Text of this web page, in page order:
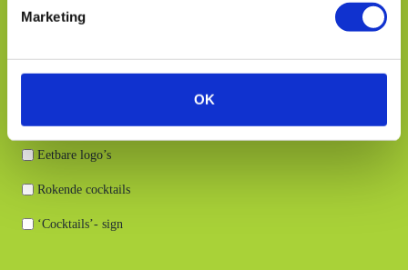
l
Marketing
OK
Vertel me ook meer over:
Eetbare logo’s
Rokende cocktails
‘Cocktails’- sign